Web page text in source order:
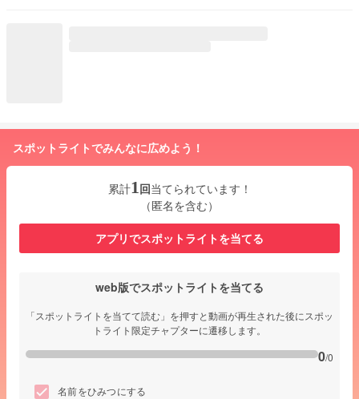
スポットライトでみんなに広めよう！
累計1回当てられています！
（匿名を含む）
アプリでスポットライトを当てる
web版でスポットライトを当てる
「スポットライトを当てて読む」を押すと動画が再生された後にスポッ
トライト限定チャプターに遷移します。
0/0
名前をひみつにする